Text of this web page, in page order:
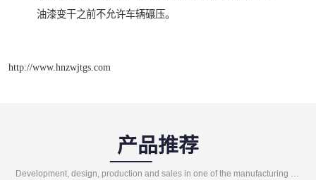
油漆变干之前不允许车辆碾压。
http://www.hnzwjtgs.com
产品推荐